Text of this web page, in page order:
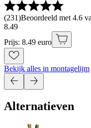
(231)Beoordeeld met 4.6
8.49
Prijs: 8.49 euro
Bekijk alles in montagelijm
Alternatieven